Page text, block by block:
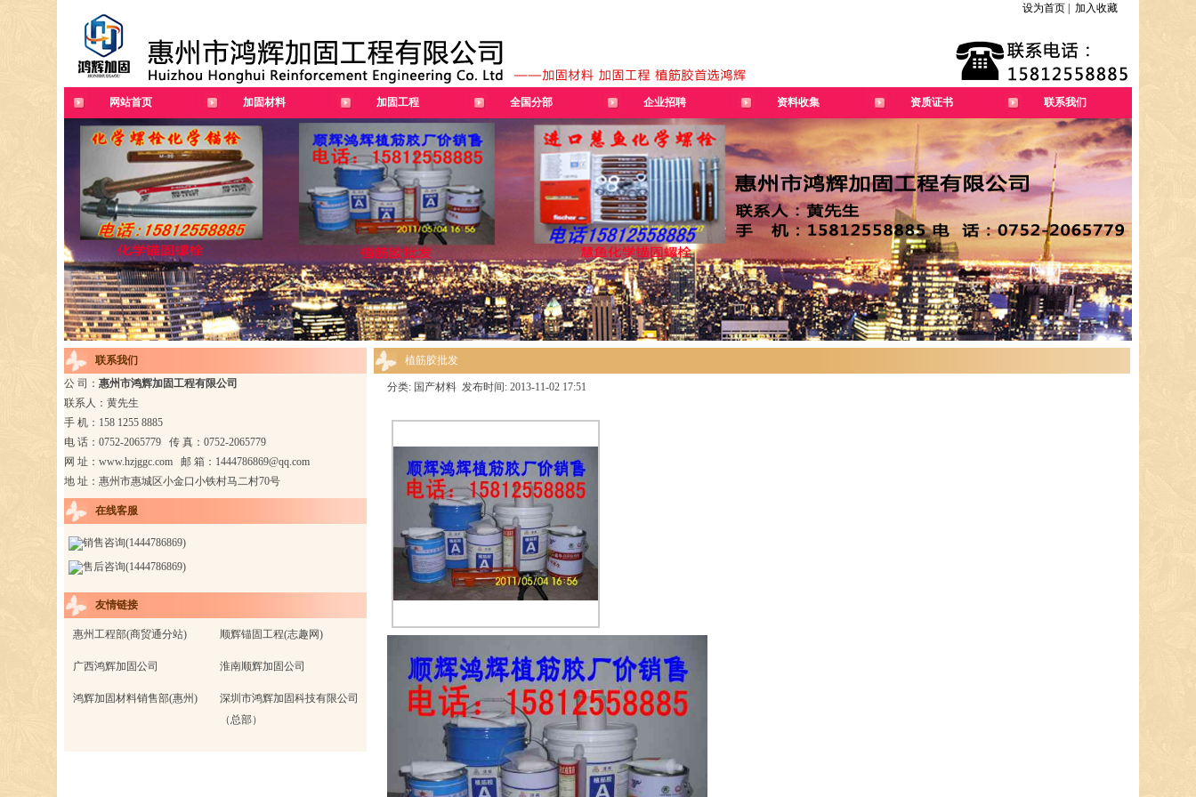
设为首页 加入收藏
网站首页 加固材料 加固工程 全国分部 企业招聘 资料收集 资质证书 联系我们
联系我们
公 司： 惠州市鸿辉加固工程有限公司
联系人：黄先生
手 机：158 1255 8885
电 话：0752-2065779 传 真：0752-2065779
网 址： www.hzjggc.com 邮 箱： 1444786869@qq.com
地 址：惠州市惠城区小金口小铁村马二村70号
在线客服
销售咨询(1444786869)
售后咨询(1444786869)
友情链接
惠州工程部(商贸通分站) 顺辉锚固工程(志趣网)
广西鸿辉加固公司 淮南顺辉加固公司
鸿辉加固材料销售部(惠州)
深圳市鸿辉加固科技有限公司
（总部）
植筋胶批发
分类: 国产材料 发布时间: 2013-11-02 17:51